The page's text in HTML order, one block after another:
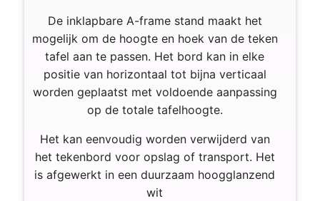
De inklapbare A-frame stand maakt het
mogelijk om de hoogte en hoek van de teken
tafel aan te passen. Het bord kan in elke
positie van horizontaal tot bijna verticaal
worden geplaatst met voldoende aanpassing
op de totale tafelhoogte.
Het kan eenvoudig worden verwijderd van
het tekenbord voor opslag of transport. Het
is afgewerkt in een duurzaam hoogglanzend
wit